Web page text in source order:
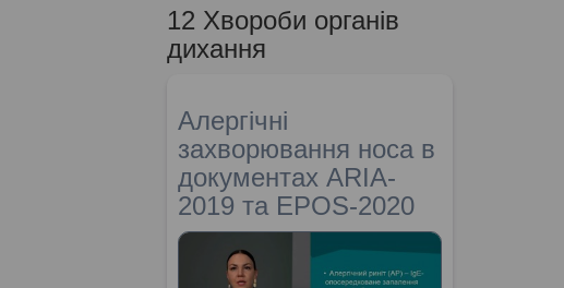
12 Хвороби органів
дихання
Алергічні
захворювання носа в
документах ARIA-
2019 та EPOS-2020